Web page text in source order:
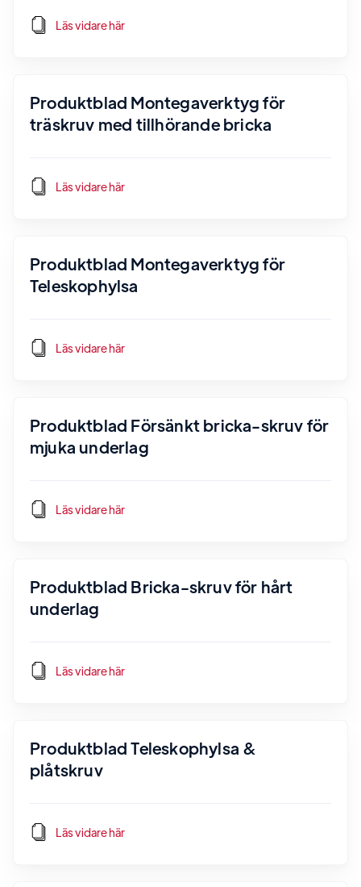
Läs vidare här
Produktblad Montegaverktyg för
träskruv med tillhörande bricka
Läs vidare här
Produktblad Montegaverktyg för
Teleskophylsa
Läs vidare här
Produktblad Försänkt bricka-skruv för
mjuka underlag
Läs vidare här
Produktblad Bricka-skruv för hårt
underlag
Läs vidare här
Produktblad Teleskophylsa &
plåtskruv
Läs vidare här